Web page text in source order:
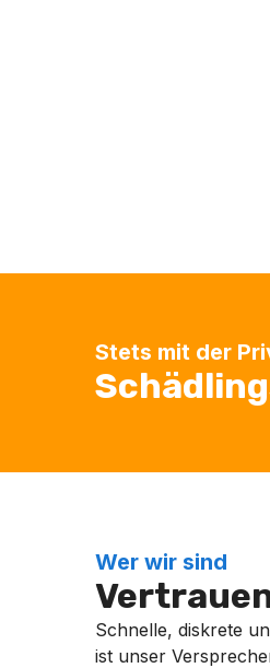
Stets mit der
Wer wir sind
Schnelle, diskrete
ist unser